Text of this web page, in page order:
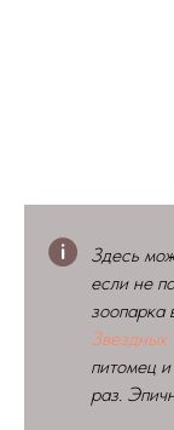
Здесь
если не
зоопарка
Звездных
питомец
раз.